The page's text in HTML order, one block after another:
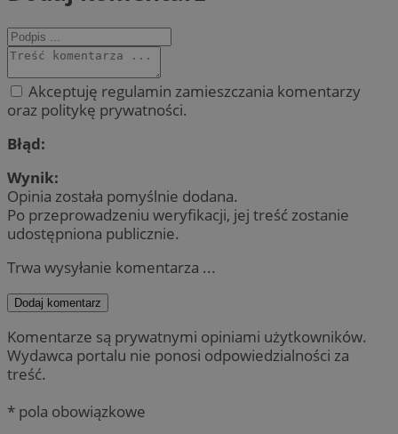
Akceptuję regulamin zamieszczania komentarzy
oraz politykę prywatności.
Błąd:
Wynik:
Opinia została pomyślnie dodana.
Po przeprowadzeniu weryfikacji, jej treść zostanie
udostępniona publicznie.
Trwa wysyłanie komentarza ...
Dodaj komentarz
Komentarze są prywatnymi opiniami użytkowników.
Wydawca portalu nie ponosi odpowiedzialności za
treść.
* pola obowiązkowe